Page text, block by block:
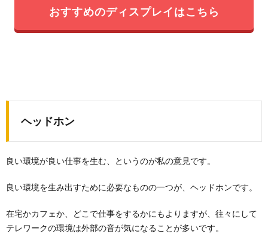
おすすめのディスプレイはこちら
ヘッドホン
良い環境が良い仕事を生む、というのが私の意見です。
良い環境を生み出すために必要なものの一つが、ヘッドホンです。
在宅かカフェか、どこで仕事をするかにもよりますが、往々にして
テレワークの環境は外部の音が気になることが多いです。